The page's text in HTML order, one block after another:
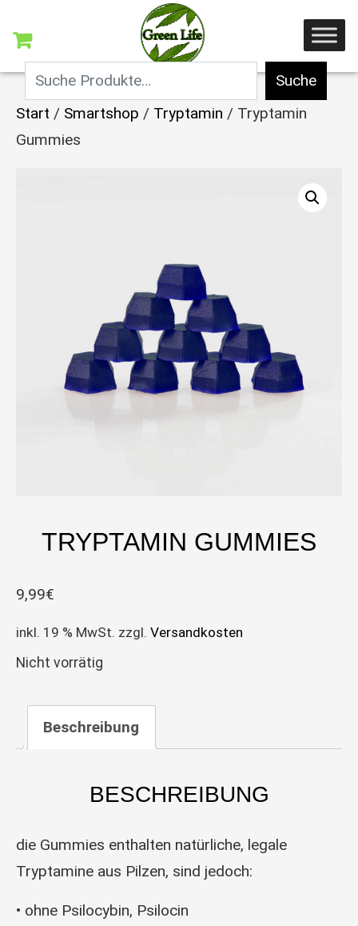
Suche
Start / Smartshop / Tryptamin / Tryptamin
Gummies
TRYPTAMIN GUMMIES
9,99€
inkl. 19 % MwSt. zzgl. Versandkosten
Nicht vorrätig
Beschreibung
BESCHREIBUNG
die Gummies enthalten natürliche, legale
Tryptamine aus Pilzen, sind jedoch:
•⁠ ⁠ohne Psilocybin, Psilocin